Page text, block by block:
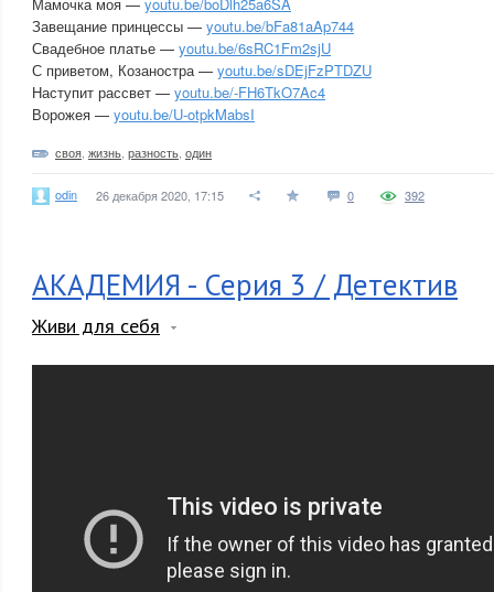
Завещание принцессы — youtu.be/bFa81aAp744
Свадебное платье — youtu.be/6sRC1Fm2sjU
С приветом, Козаностра — youtu.be/sDEjFzPTDZU
Наступит рассвет — youtu.be/-FH6TkO7Ac4
Ворожея — youtu.be/U-otpkMabsI
своя жизнь разность один
odin 26 декабря 2020, 17:15 0 392
АКАДЕМИЯ - Серия 3 / Детектив
Живи для себя